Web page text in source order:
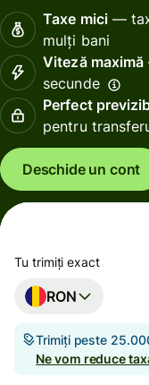
Taxe mici—
mulți bani
Viteză maximă
secunde
Perfect
pentru
Deschide un cont
Tu trimiți exact
RON
Trimiți peste
Ne vom reduce